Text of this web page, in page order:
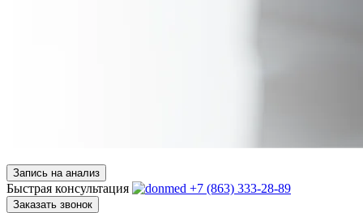
Запись на анализ
Быстрая консультация +7 (863) 333-28-89
Заказать звонок